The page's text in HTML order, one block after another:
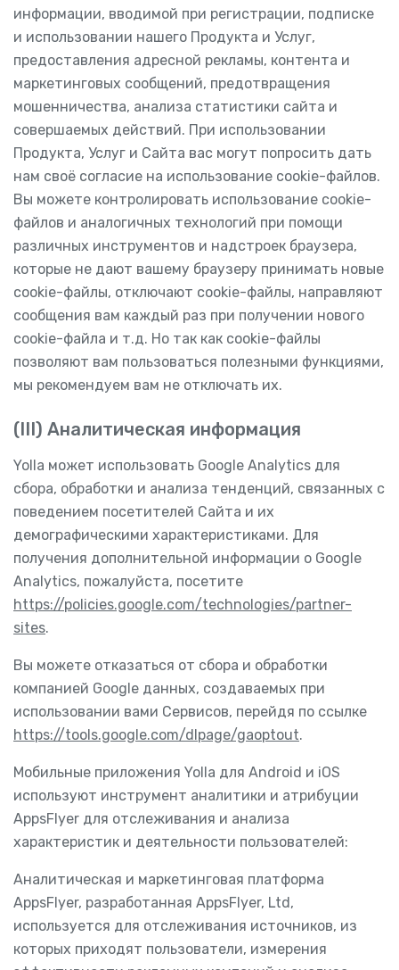
информации, вводимой при регистрации, подписке
и использовании нашего Продукта и Услуг,
предоставления адресной рекламы, контента и
маркетинговых сообщений, предотвращения
мошенничества, анализа статистики сайта и
совершаемых действий. При использовании
Продукта, Услуг и Сайта вас могут попросить дать
нам своё согласие на использование cookie-файлов.
Вы можете контролировать использование cookie-
файлов и аналогичных технологий при помощи
различных инструментов и надстроек браузера,
которые не дают вашему браузеру принимать новые
cookie-файлы, отключают cookie-файлы, направляют
сообщения вам каждый раз при получении нового
cookie-файла и т.д. Но так как cookie-файлы
позволяют вам пользоваться полезными функциями,
мы рекомендуем вам не отключать их.
(III) Аналитическая информация
Yolla может использовать Google Analytics для
сбора, обработки и анализа тенденций, связанных с
поведением посетителей Сайта и их
демографическими характеристиками. Для
получения дополнительной информации о Google
Analytics, пожалуйста, посетите
https://policies.google.com/technologies/partner-
sites.
Вы можете отказаться от сбора и обработки
компанией Google данных, создаваемых при
использовании вами Сервисов, перейдя по ссылке
https://tools.google.com/dlpage/gaoptout.
Мобильные приложения Yolla для Android и iOS
используют инструмент аналитики и атрибуции
AppsFlyer для отслеживания и анализа
характеристик и деятельности пользователей:
Аналитическая и маркетинговая платформа
AppsFlyer, разработанная AppsFlyer, Ltd,
используется для отслеживания источников, из
которых приходят пользователи, измерения